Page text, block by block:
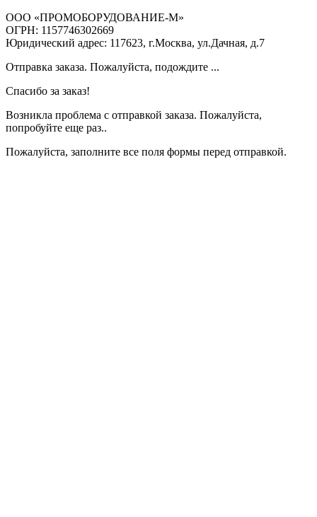
ООО «ПРОМОБОРУДОВАНИЕ-М»
ОГРН: 1157746302669
Юридический адрес: 117623, г.Москва, ул.Дачная, д.7
Отправка заказа. Пожалуйста, подождите ...
Спасибо за заказ!
Возникла проблема с отправкой заказа. Пожалуйста,
попробуйте еще раз..
Пожалуйста, заполните все поля формы перед отправкой.